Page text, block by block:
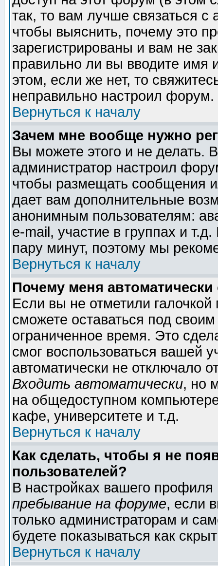
так, то вам лучше связаться
чтобы выяснить, почему это
зарегистрированы и вам не
правильно ли вы вводите
этом, если же нет, то
неправильно настроил форум.
Вернуться к началу
Зачем мне вообще нужно
Вы можете этого и не делать.
администратор настроил
чтобы размещать сообщения
дает вам дополнительные
анонимным пользователям:
e-mail, участие в группах и
пару минут, поэтому мы
Вернуться к началу
Почему меня автоматически
Если вы не отметили галочкой
сможете оставаться под
ограниченное время. Это
смог воспользоваться вашей
автоматически не отключало
Входить автоматически, но
на общедоступном
кафе, университете и т.д.
Вернуться к началу
Как сделать, чтобы я не
пользователей?
В настройках вашего
пребывание на форуме, если
только администраторам и
будете показываться как
Вернуться к началу